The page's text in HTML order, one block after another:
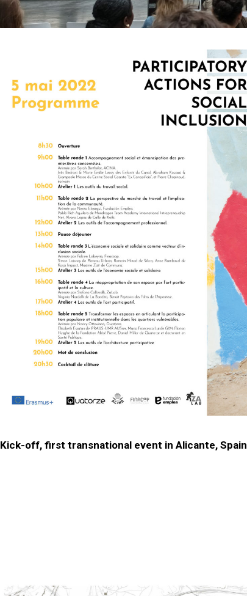
Kick-off, first transnational event in Alicante, Spain